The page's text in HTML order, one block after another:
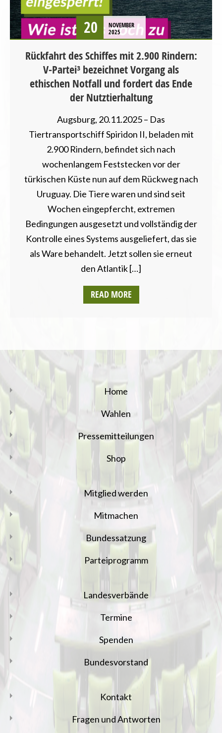
20
NOVEMBER
2025
Rückfahrt des Schiffes mit 2.900 Rindern:
V-Partei³ bezeichnet Vorgang als
ethischen Notfall und fordert das Ende
der Nutztierhaltung
Augsburg, 20.11.2025 – Das
Tiertransportschiff Spiridon II, beladen mit
2.900 Rindern, befindet sich nach
wochenlangem Feststecken vor der
türkischen Küste nun auf dem Rückweg nach
Uruguay. Die Tiere waren und sind seit
Wochen eingepfercht, extremen
Bedingungen ausgesetzt und vollständig der
Kontrolle eines Systems ausgeliefert, das sie
als Ware behandelt. Jetzt sollen sie erneut
den Atlantik […]
READ MORE
Home
Wahlen
Pressemitteilungen
Shop
Mitglied werden
Mitmachen
Bundessatzung
Parteiprogramm
Landesverbände
Termine
Spenden
Bundesvorstand
Kontakt
Fragen und Antworten